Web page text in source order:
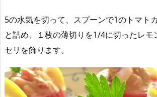
5の水気を切って、スプーンで1のトマト
と詰め、１枚の薄切りを1/4に切ったレモ
セリを飾ります。